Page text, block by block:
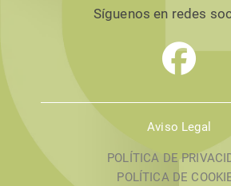
Síguenos en redes
Aviso Legal
POLÍTICA DE
POLÍTICA DE